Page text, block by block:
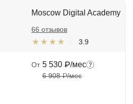
Moscow Digital Academy
3.9
66 отзывов
От 5 530 ₽/мес
6 908 ₽/мес